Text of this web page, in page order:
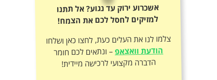
אשכרוע ירוק עד נגוע? אל תתנו
למזיקים לחסל לכם את הצמח!
צלמו לנו את העלים כעת, לחצו כאן ושלחו
הודעת וואצאפ– ונתאים לכם חומר
הדברה מקצועי לרכישה מיידית!